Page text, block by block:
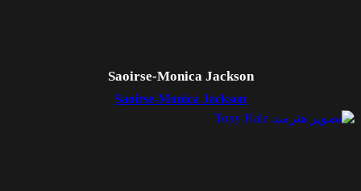
Saoirse-Monica Jackson
Saoirse-Monica Jackson